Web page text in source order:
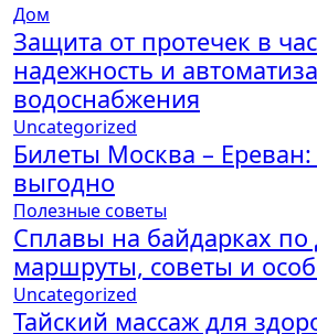
Дом
Защита от протечек в
надежность и
водоснабжения
Uncategorized
Билеты Москва – Ереван:
выгодно
Полезные советы
Сплавы на байдарках по
маршруты, советы и
Uncategorized
Тайский массаж для